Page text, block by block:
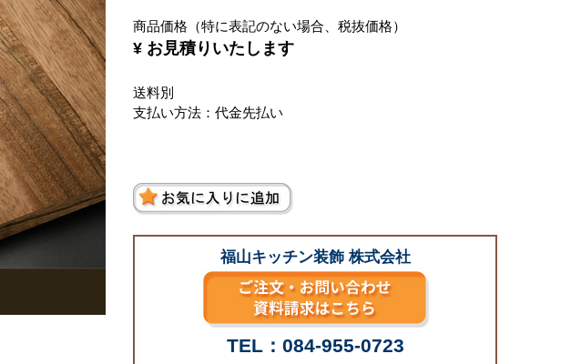
商品価格（特に表記のない場合、税抜価格）
¥ お見積りいたします
送料別
支払い方法：代金先払い
福山キッチン装飾 株式会社
TEL：084-955-0723